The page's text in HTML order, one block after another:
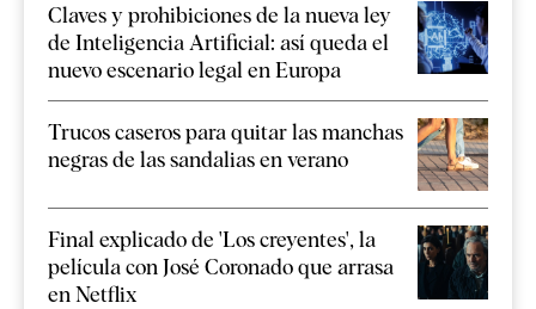
Claves y prohibiciones de la nueva ley
de Inteligencia Artificial: así queda el
nuevo escenario legal en Europa
Trucos caseros para quitar las manchas
negras de las sandalias en verano
Final explicado de 'Los creyentes', la
película con José Coronado que arrasa
en Netflix